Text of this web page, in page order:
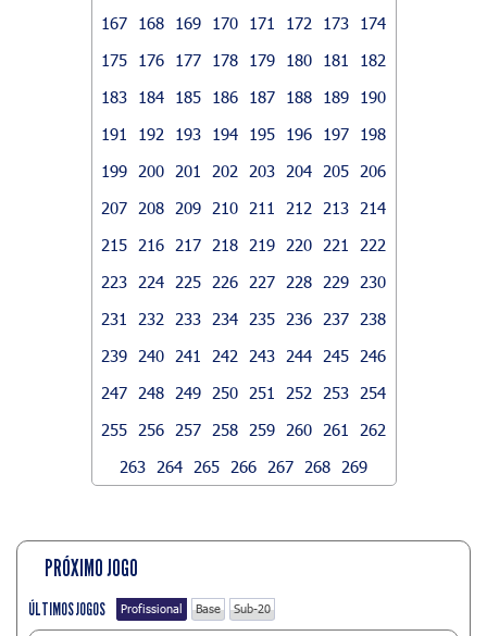
167
168 169 170 171 172 173
174
175
176 177 178 179 180 181
182
183
184 185 186 187 188 189
190
191
192 193 194 195 196 197
198
199
200 201 202 203 204 205
206
207
208 209 210 211 212 213
214
215
216 217 218 219 220 221
222
223
224 225 226 227 228 229
230
231
232 233 234 235 236 237
238
239
240 241 242 243 244 245
246
247
248 249 250 251 252 253
254
255
256 257 258 259 260 261
262
263
264 265 266 267 268 269
PRÓXIMO JOGO
ÚLTIMOS JOGOS Profissional Base Sub-20